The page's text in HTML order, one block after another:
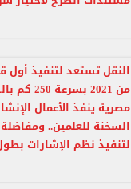
النقل تستعد لتنفيذ أول
من 2021
مصرية ينفذ الأعمال
السخنة للعلمين..
لتنفيذ نظم الإشارات بطول 468